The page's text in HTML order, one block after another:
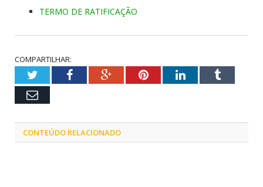
TERMO DE RATIFICAÇÃO
COMPARTILHAR:
TwitterFacebookGoogle+PinterestLinkedInTumblr
Email
CONTEÚDO RELACIONADO